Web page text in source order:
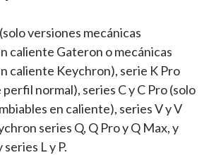
versiones mecánicas
caliente Gateron o mecánicas
caliente Keychron), serie K Pro
normal), series C y C Pro (solo
en caliente), series V y V
series Q, Q Pro y Q Max, y
L y P.